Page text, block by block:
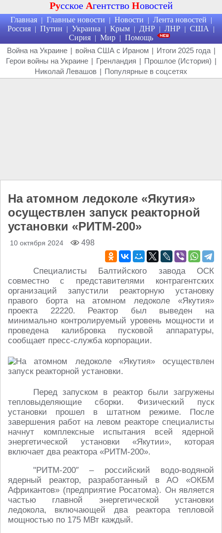
Русское Агентство Новостей
Главная | Главные новости | Новости | Лента новостей |
Россия | Путин | Украина | Крым | ДНР | ЛНР | США |
Сирия | Мир | Помощь
Война на Украине | война США с Ираном | Итоги 2025 года |
Герои войны на Украине | Гренландия | Прошлое (История) |
Николай Левашов | Популярные в соцсетях
На атомном ледоколе «Якутия»
осуществлен запуск реакторной
установки «РИТМ-200»
10 октября 2024 498
Специалисты Балтийского завода ОСК
совместно с представителями контрагентских
организаций запустили реакторную установку
правого борта на атомном ледоколе «Якутия»
проекта 22220. Реактор был выведен на
минимально контролируемый уровень мощности и
проведена калибровка пусковой аппаратуры,
сообщает пресс-служба корпорации.
Перед запуском в реактор были загружены
тепловыделяющие сборки. Физический пуск
установки прошел в штатном режиме. После
завершения работ на левом реакторе специалисты
начнут комплексные испытания всей ядерной
энергетической установки «Якутии», которая
включает два реактора «РИТМ-200».
"РИТМ-200″ – российский водо-водяной
ядерный реактор, разработанный в АО «ОКБМ
Африкантов» (предприятие Росатома). Он является
частью главной энергетической установки
ледокола, включающей два реактора тепловой
мощностью по 175 МВт каждый.